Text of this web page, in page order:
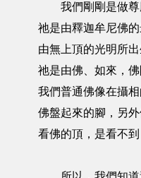
我們剛剛是做尊
祂是由釋迦牟尼佛
由無上頂的光明所
祂是由佛、如來，
我們普通佛像在攝
佛盤起來的腳，另
看佛的頂，是看不到